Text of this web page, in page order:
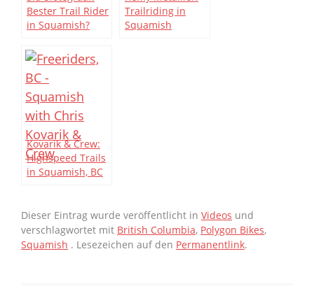
Bester Trail Rider
in Squamish?
Trailriding in
Squamish
Kovarik & Crew:
Highspeed Trails
in Squamish, BC
Dieser Eintrag wurde veröffentlicht in Videos und
verschlagwortet mit British Columbia, Polygon Bikes,
Squamish . Lesezeichen auf den Permanentlink.